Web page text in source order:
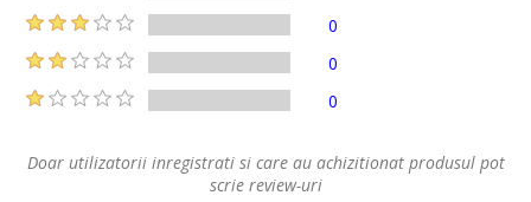
0
0
0
Doar utilizatorii inregistrati si care au achizitionat produsul pot
scrie review-uri